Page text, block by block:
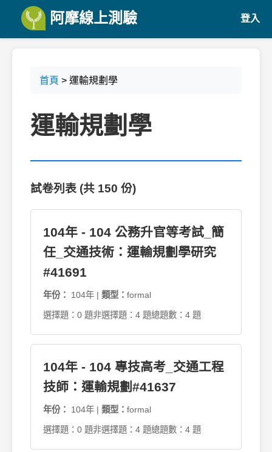
阿摩線上測驗 登入
首頁 > 運輸規劃學
運輸規劃學
試卷列表 (共 150 份)
104年 - 104 公務升官等考試_簡
任_交通技術：運輸規劃學研究
#41691
年份： 104年 | 類型： formal
選擇題：0 題非選擇題：4 題總題數：4 題
104年 - 104 專技高考_交通工程
技師：運輸規劃#41637
年份： 104年 | 類型： formal
選擇題：0 題非選擇題：4 題總題數：4 題